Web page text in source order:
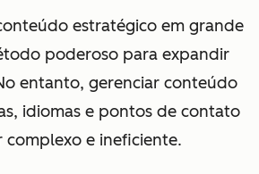
estratégico em grande
poderoso para expandir
entanto, gerenciar conteúdo
idiomas e pontos de contato
complexo e ineficiente.